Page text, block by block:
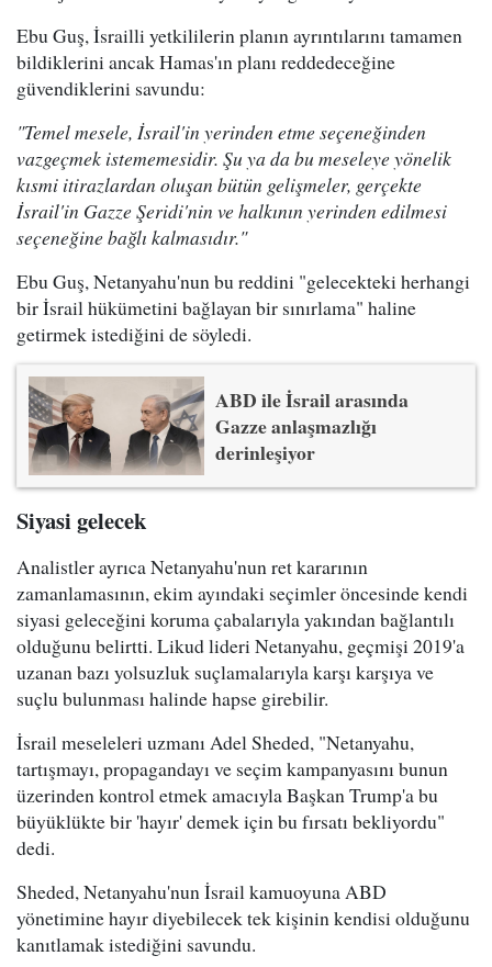
Ebu Guş, İsrailli yetkililerin planın ayrıntılarını tamamen
bildiklerini ancak Hamas'ın planı reddedeceğine
güvendiklerini savundu:
"Temel mesele, İsrail'in yerinden etme seçeneğinden
vazgeçmek istememesidir. Şu ya da bu meseleye yönelik
kısmi itirazlardan oluşan bütün gelişmeler, gerçekte
İsrail'in Gazze Şeridi'nin ve halkının yerinden edilmesi
seçeneğine bağlı kalmasıdır."
Ebu Guş, Netanyahu'nun bu reddini "gelecekteki herhangi
bir İsrail hükümetini bağlayan bir sınırlama" haline
getirmek istediğini de söyledi.
ABD ile İsrail arasında
Gazze anlaşmazlığı
derinleşiyor
Siyasi gelecek
Analistler ayrıca Netanyahu'nun ret kararının
zamanlamasının, ekim ayındaki seçimler öncesinde kendi
siyasi geleceğini koruma çabalarıyla yakından bağlantılı
olduğunu belirtti. Likud lideri Netanyahu, geçmişi 2019'a
uzanan bazı yolsuzluk suçlamalarıyla karşı karşıya ve
suçlu bulunması halinde hapse girebilir.
İsrail meseleleri uzmanı Adel Sheded, "Netanyahu,
tartışmayı, propagandayı ve seçim kampanyasını bunun
üzerinden kontrol etmek amacıyla Başkan Trump'a bu
büyüklükte bir 'hayır' demek için bu fırsatı bekliyordu"
dedi.
Sheded, Netanyahu'nun İsrail kamuoyuna ABD
yönetimine hayır diyebilecek tek kişinin kendisi olduğunu
kanıtlamak istediğini savundu.